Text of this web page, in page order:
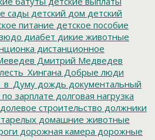
сады детский дом детский
питание детское пособие
диабет дикие животные
дистанционное
Дмитрий Медведев
Добрые люди
дождь документальный
зарплате долговая нагрузка
долевое строительство должники
домашние животные
дорожная камера дорожные